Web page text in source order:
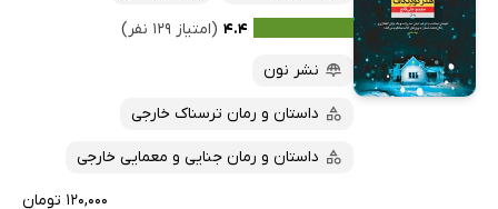
۴.۴ (امتیاز ۱۲۹ نفر)
نشر نون
داستان و رمان ترسناک خارجی
داستان و رمان جنایی و معمایی خارجی
۱۲۰,۰۰۰ تومان